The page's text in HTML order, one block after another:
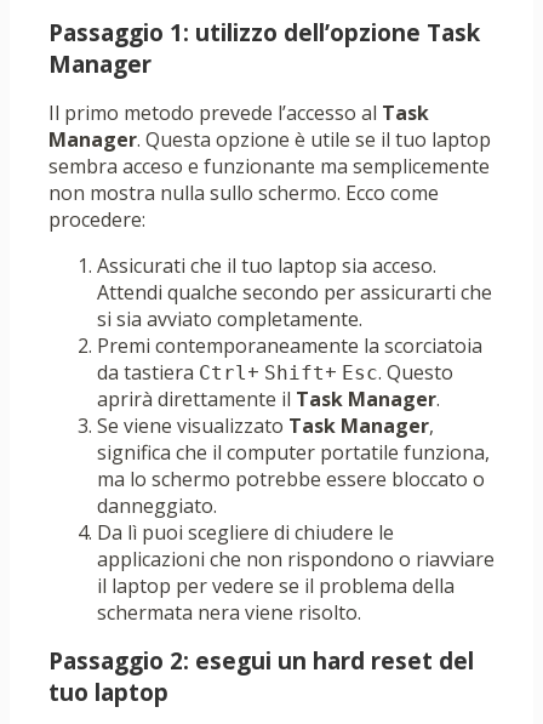
Passaggio 1: utilizzo dell’opzione Task
Manager
Il primo metodo prevede l’accesso al Task
Manager. Questa opzione è utile se il tuo laptop
sembra acceso e funzionante ma semplicemente
non mostra nulla sullo schermo. Ecco come
procedere:
Assicurati che il tuo laptop sia acceso.
Attendi qualche secondo per assicurarti che
si sia avviato completamente.
Premi contemporaneamente la scorciatoia
da tastiera Ctrl+ Shift+ Esc. Questo
aprirà direttamente il Task Manager.
Se viene visualizzato Task Manager,
significa che il computer portatile funziona,
ma lo schermo potrebbe essere bloccato o
danneggiato.
Da lì puoi scegliere di chiudere le
applicazioni che non rispondono o riavviare
il laptop per vedere se il problema della
schermata nera viene risolto.
Passaggio 2: esegui un hard reset del
tuo laptop